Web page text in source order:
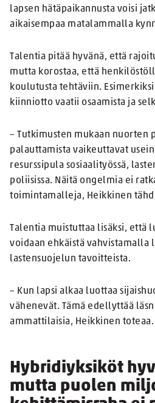
lapsen hätäpaikannusta voisi
aikaisempaa matalammalla
Talentia pitää hyvänä, että
mutta korostaa, että
koulutusta tehtäviin.
kiinniotto vaatii osaamista ja
– Tutkimusten mukaan nuorten
palauttamista vaikeuttavat
resurssipula sosiaalityössä,
poliisissa. Näitä ongelmia ei
toimintamalleja, Heikkinen
Talentia muistuttaa lisäksi, että
voidaan ehkäistä vahvistamalla
lastensuojelun tavoitteista.
– Kun lapsi alkaa luottaa
vähenevät. Tämä edellyttää
ammattilaisia, Heikkinen toteaa.
Hybridiyksiköt
mutta puolen